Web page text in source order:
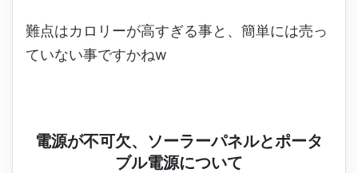
難点はカロリーが高すぎる事と、簡単には売っ
ていない事ですかねw
電源が不可欠、ソーラーパネルとポータ
ブル電源について